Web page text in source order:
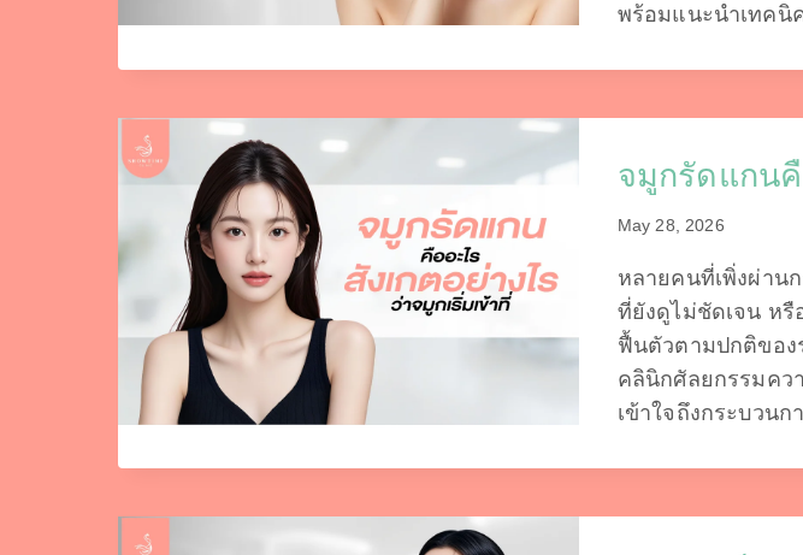
พร้อมแนะนำเทคนิ
จมูกรัดแกนคื
May 28, 2026
หลายคนที่เพิ่งผ่าน
ที่ยังดูไม่ชัดเจน หรื
ฟื้นตัวตามปกติของ
คลินิกศัลยกรรมคว
เข้าใจถึงกระบวน